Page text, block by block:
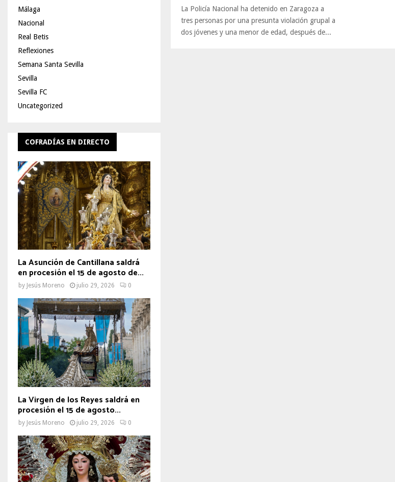
La Policía Nacional ha detenido en Zaragoza a
tres personas por una presunta violación grupal a
dos jóvenes y una menor de edad, después de...
Málaga
Nacional
Real Betis
Reflexiones
Semana Santa Sevilla
Sevilla
Sevilla FC
Uncategorized
COFRADÍAS EN DIRECTO
La Asunción de Cantillana saldrá
en procesión el 15 de agosto de...
by Jesús Moreno julio 29, 2026 0
La Virgen de los Reyes saldrá en
procesión el 15 de agosto...
by Jesús Moreno julio 29, 2026 0